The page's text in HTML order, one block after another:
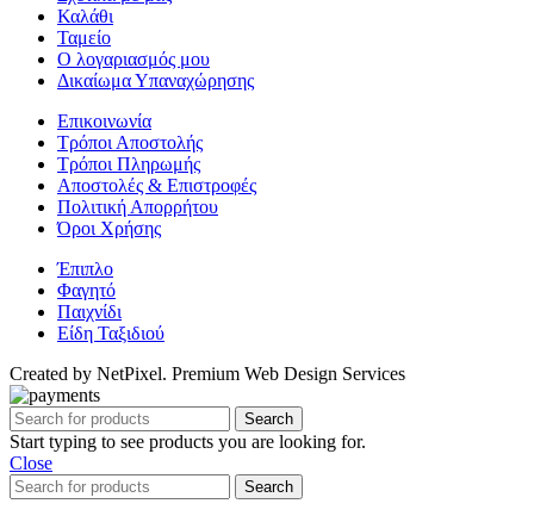
Καλάθι
Ταμείο
Ο λογαριασμός μου
Δικαίωμα Υπαναχώρησης
Επικοινωνία
Τρόποι Αποστολής
Τρόποι Πληρωμής
Αποστολές & Επιστροφές
Πολιτική Απορρήτου
Όροι Χρήσης
Έπιπλο
Φαγητό
Παιχνίδι
Είδη Ταξιδιού
Created by NetPixel. Premium Web Design Services
Search
Start typing to see products you are looking for.
Close
Search